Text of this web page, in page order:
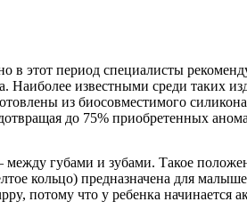
период специалисты
известными среди таких
из биосовместимого
до 75% приобретенных
губами и зубами. Такое
кольцо) предназначена для
потому что у ребенка начинается